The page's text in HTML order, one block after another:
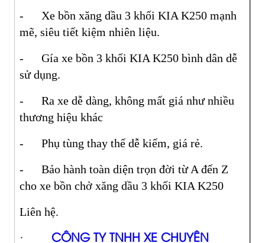
- Xe bồn xăng dầu 3 khối KIA K250 mạnh
mẽ, siêu tiết kiệm nhiên liệu.
- Gía xe bồn 3 khối KIA K250 bình dân dễ
sử dụng.
- Ra xe dễ dàng, không mất giá như nhiều
thương hiệu khác
- Phụ tùng thay thế dễ kiếm, giá rẻ.
- Bảo hành toàn diện trọn đời từ A đến Z
cho xe bồn chở xăng dầu 3 khối KIA K250
Liên hệ.
·
CÔNG TY TNHH XE CHUYÊN